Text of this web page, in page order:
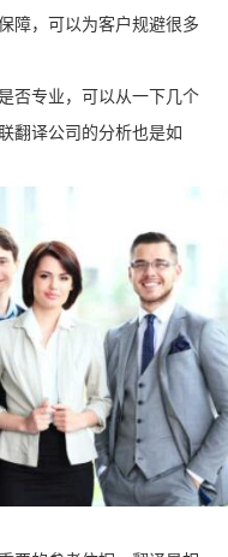
障，可以为客户规避很多
否专业，可以从一下几个
翻译公司的分析也是如